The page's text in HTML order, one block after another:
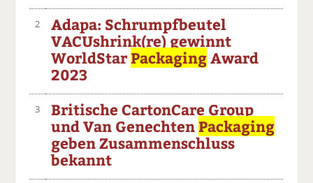
2
Adapa: Schrumpfbeutel
VACUshrink(re) gewinnt
WorldStarPackagingAward
2023
3
Britische CartonCare Group
und Van GenechtenPackaging
geben Zusammenschluss
bekannt